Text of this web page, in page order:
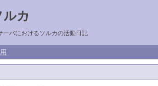
カ
バにおけるソルカの活動日記